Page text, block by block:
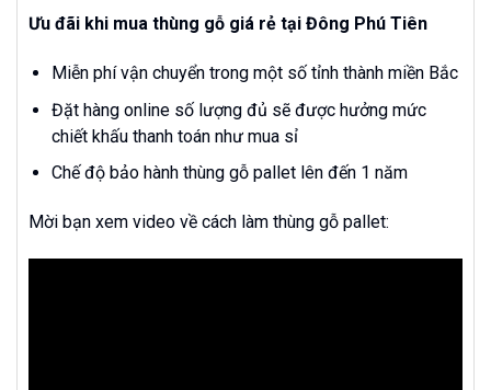
Ưu đãi khi mua thùng gỗ giá rẻ tại Đông Phú Tiên
Miễn phí vận chuyển trong một số tỉnh thành miền Bắc
Đặt hàng online số lượng đủ sẽ được hưởng mức
chiết khấu thanh toán như mua sỉ
Chế độ bảo hành thùng gỗ pallet lên đến 1 năm
Mời bạn xem video về cách làm thùng gỗ pallet: